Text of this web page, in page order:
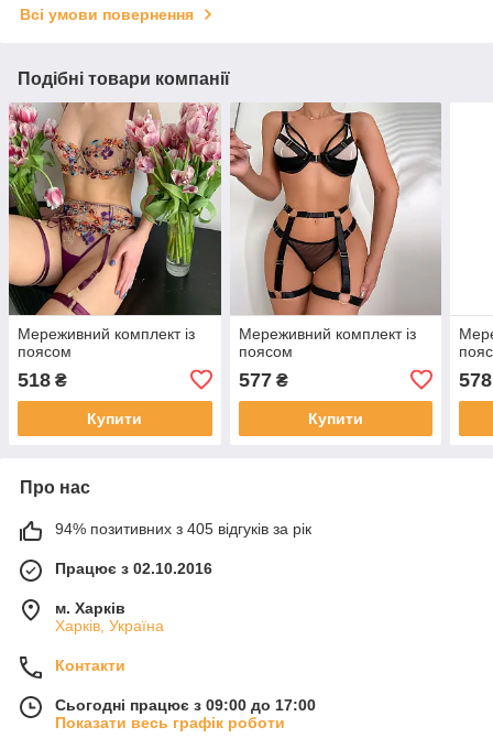
Всі умови повернення
Подібні товари компанії
Мереживний комплект із
поясом
518 ₴
Купити
Мереживний комплект із
поясом
577₴
Купити
578
Про нас
94% позитивних з 405 відгуків за рік
Працює з 02.10.2016
м. Харків
Харків, Україна
Контакти
Сьогодні працює з 09:00 до 17:00
Показати весь графік роботи